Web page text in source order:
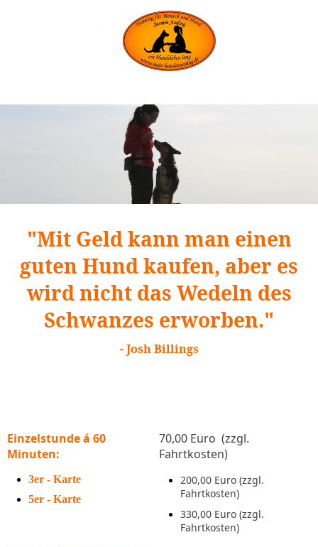
"Mit Geld kann man einen
guten Hund kaufen, aber es
wird nicht das Wedeln des
Schwanzes erworben."
- Josh Billings
Einzelstunde á 60
Minuten:
3er - Karte
5er - Karte
70,00 Euro (zzgl.
Fahrtkosten)
200,00 Euro (zzgl.
Fahrtkosten)
330,00 Euro (zzgl.
Fahrtkosten)